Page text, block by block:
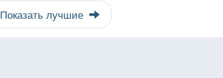
Показать лучшие